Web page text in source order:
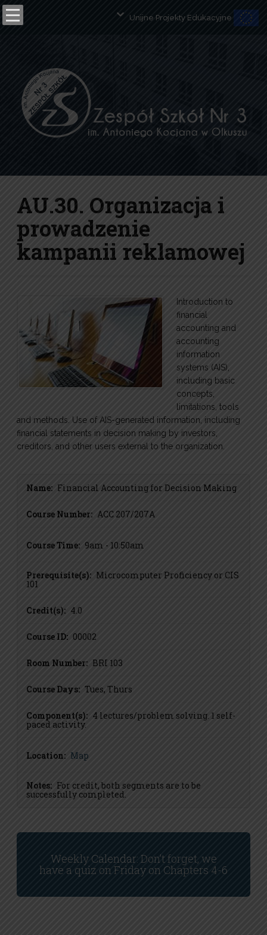
Unijne Projekty Edukacyjne
AU.30. Organizacja i
prowadzenie
kampanii reklamowej
Introduction to
financial
accounting and
accounting
information
systems (AIS),
including basic
concepts,
limitations, tools
and methods. Use of AIS-generated information, including
financial statements in decision making by investors,
creditors, and other users external to the organization.
Name: Financial Accounting for Decision Making
Course Number: ACC 207/207A
Course Time: 9am - 10:50am
Prerequisite(s): Microcomputer Proficiency or CIS
101
Credit(s): 4.0
Course ID: 00002
Room Number: BRI 103
Course Days: Tues, Thurs
Component(s): 4 lectures/problem solving. 1 self-
paced activity.
Location: Map
Notes: For credit, both segments are to be
successfully completed.
Weekly Calendar: Don’t forget, we
have a quiz on Friday on Chapters 4-6